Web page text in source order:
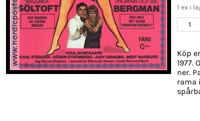
1 ex i
1
Köp
1977.
ner.
rama